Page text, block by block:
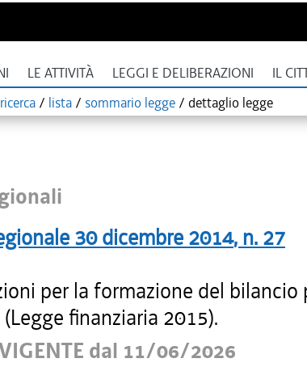
LE ATTIVITÀ LEGGI E DELIBERAZIONI IL
ricerca / lista / sommario legge / dettaglio legge
30 dicembre 2014, n. 27
per la formazione del bilancio
finanziaria 2015).
dal 11/06/2026